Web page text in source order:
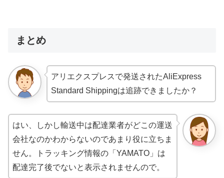
まとめ
アリエクスプレスで発送されたAliExpress
Standard Shippingは追跡できましたか？
はい、しかし輸送中は配達業者がどこの運送
会社なのかわからないのであまり役に立ちま
せん。トラッキング情報の「YAMATO」は
配達完了後でないと表示されませんので。